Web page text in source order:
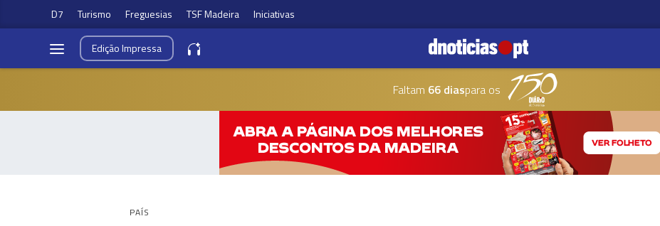
D7 Turismo Freguesias TSF Madeira Iniciativas
EdiçãoImpressa
Faltam 66 diaspara os
PAÍS